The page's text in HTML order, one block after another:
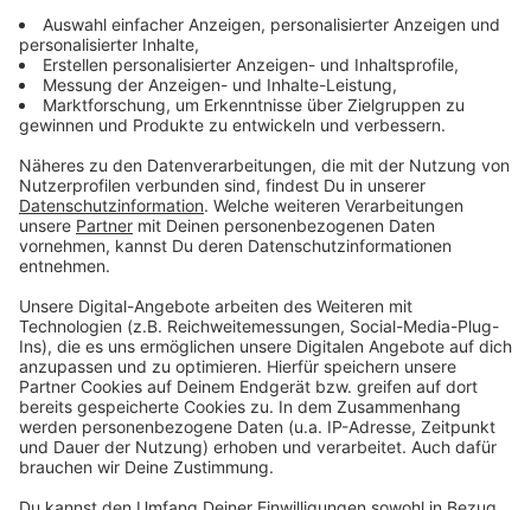
sagt, er habe dem Richter gesagt, er müsse
angesichts des hochkarätigen Bewerberfelds selbst
entscheiden, ob er seine Bewerbung aufrechterhalte.
Niemand werde ihm böse sein, wenn er das tue. Die
Tatsache, dass eidesstattliche Erklärungen
abgegeben wurden, verleiht dem Ganzen eine
zusätzliche Brisanz: Falsche Erklärungen an Eides
Statt werden mit Geld- oder Freiheitsstrafen bestraft.
Anzeige
Vorwurf der politischen Vorfestlegung
Anzeige
Der unterlegene Bundesrichter sagt außerdem, er